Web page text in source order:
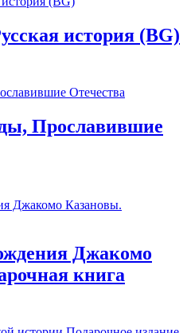
история (BG)
Прославившие
Джакомо
книга